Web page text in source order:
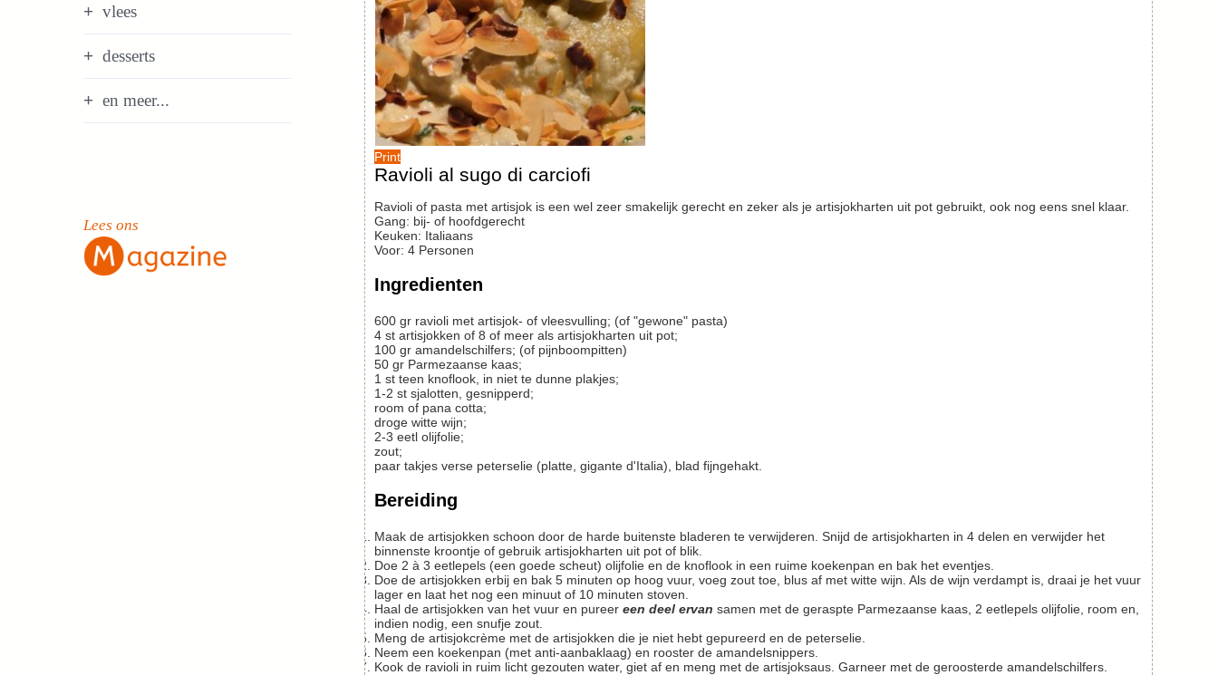
Print
Ravioli al sugo di carciofi
Ravioli of pasta met artisjok is een wel zeer smakelijk gerecht en zeker als je artisjokharten uit pot gebruikt, ook nog eens snel klaar.
Gang: bij- of hoofdgerecht
Keuken: Italiaans
Voor: 4 Personen
Ingredienten
600 gr ravioli met artisjok- of vleesvulling; (of "gewone" pasta)
4 st artisjokken of 8 of meer als artisjokharten uit pot;
100 gr amandelschilfers; (of pijnboompitten)
50 gr Parmezaanse kaas;
1 st teen knoflook, in niet te dunne plakjes;
1-2 st sjalotten, gesnipperd;
room of pana cotta;
droge witte wijn;
2-3 eetl olijfolie;
zout;
paar takjes verse peterselie (platte, gigante d'Italia), blad fijngehakt.
Bereiding
Maak de artisjokken schoon door de harde buitenste bladeren te verwijderen. Snijd de artisjokharten in 4 delen en verwijder het
binnenste kroontje of gebruik artisjokharten uit pot of blik.
Doe 2 à 3 eetlepels (een goede scheut) olijfolie en de knoflook in een ruime koekenpan en bak het eventjes.
Doe de artisjokken erbij en bak 5 minuten op hoog vuur, voeg zout toe, blus af met witte wijn. Als de wijn verdampt is, draai je het vuur
lager en laat het nog een minuut of 10 minuten stoven.
Haal de artisjokken van het vuur en pureer een deel ervan samen met de geraspte Parmezaanse kaas, 2 eetlepels olijfolie, room en,
indien nodig, een snufje zout.
Meng de artisjokcrème met de artisjokken die je niet hebt gepureerd en de peterselie.
Neem een koekenpan (met anti-aanbaklaag) en rooster de amandelsnippers.
Kook de ravioli in ruim licht gezouten water, giet af en meng met de artisjoksaus. Garneer met de geroosterde amandelschilfers.
vlees
desserts
en meer...
Lees ons